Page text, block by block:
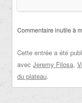
Commentaire inutile à
Cette entrée a été
avec Jeremy Filosa,
du plateau.